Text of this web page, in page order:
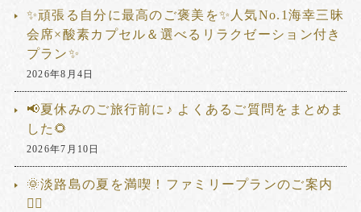
✨頑張る自分に最高のご褒美を✨人気No.1海幸三昧
会席×酸素カプセル＆選べるリラクゼーション付き
プラン✨
2026年8月4日
📢夏休みのご旅行前に♪ よくあるご質問をまとめま
した🌻
2026年7月10日
🌞淡路島の夏を満喫！ファミリープランのご案内
🏊‍♂️